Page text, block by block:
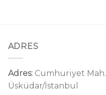
ADRES
Adres:Cumhuriyet Mah.
Üsküdar/İstanbul